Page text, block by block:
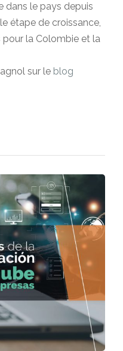
dans le pays depuis
étape de croissance,
la Colombie et la
sur le blog